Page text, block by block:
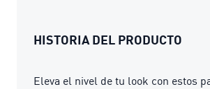
HISTORIA DEL PRODUCTO
Eleva el nivel de tu look con estos